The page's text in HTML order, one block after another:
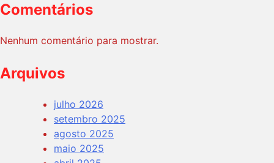
Comentários
Nenhum comentário para mostrar.
Arquivos
julho 2026
setembro 2025
agosto 2025
maio 2025